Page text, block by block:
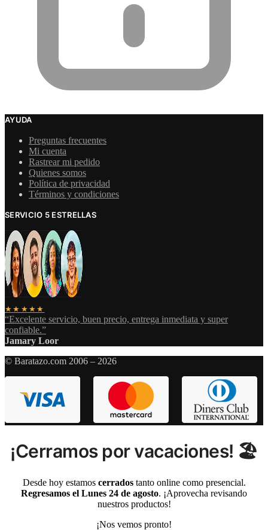
AYUDA
Preguntas frecuentes
Mi cuenta
Rastrear mi pedido
Quienes somos
Política de privacidad
Términos y condiciones
SERVICIO 5 ESTRELLAS
★★★★★
“Excelente servicio, buen precio, entrega inmediata y super
confiable.”
Jamary Loor
© Baratazo.com 2006 – 2026
¡Cerramos por vacaciones! 🏖️
Desde hoy estamos cerradostanto online como presencial.
Regresamos el Lunes 24 de agosto. ¡Aprovecha revisando
nuestros productos!
¡Nos vemos pronto!